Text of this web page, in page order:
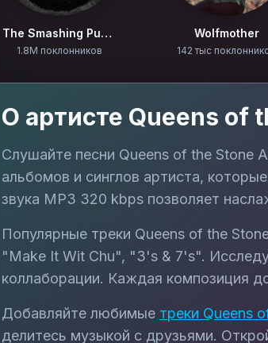
The Smashing Pumpkins
1.8M поклонников
Wolfmother
142 тыс
О артисте Queens of
Слушайте песни Queens of the Stone
альбомов и синглов артиста,
звука MP3 320 kbps позволяет
Популярные треки Queens of the
"Make It Wit Chu", "3's & 7's".
коллаборации. Каждая композиция
Добавляйте любимые треки Queens
делитесь музыкой с друзьями.